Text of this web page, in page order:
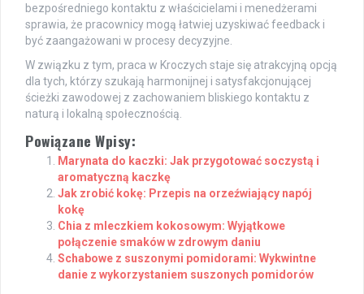
bezpośredniego kontaktu z właścicielami i menedżerami
sprawia, że pracownicy mogą łatwiej uzyskiwać feedback i
być zaangażowani w procesy decyzyjne.
W związku z tym, praca w Kroczych staje się atrakcyjną opcją
dla tych, którzy szukają harmonijnej i satysfakcjonującej
ścieżki zawodowej z zachowaniem bliskiego kontaktu z
naturą i lokalną społecznością.
Powiązane Wpisy:
Marynata do kaczki: Jak przygotować soczystą i
aromatyczną kaczkę
Jak zrobić kokę: Przepis na orzeźwiający napój
kokę
Chia z mleczkiem kokosowym: Wyjątkowe
połączenie smaków w zdrowym daniu
Schabowe z suszonymi pomidorami: Wykwintne
danie z wykorzystaniem suszonych pomidorów